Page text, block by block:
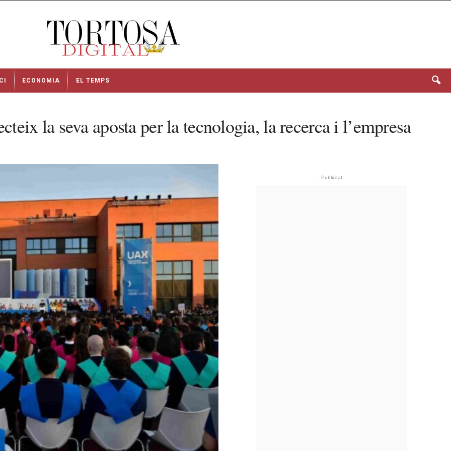
ECONOMIA EL TEMPS
la seva aposta per la tecnologia, la recerca i l’empresa
- Publicitat -